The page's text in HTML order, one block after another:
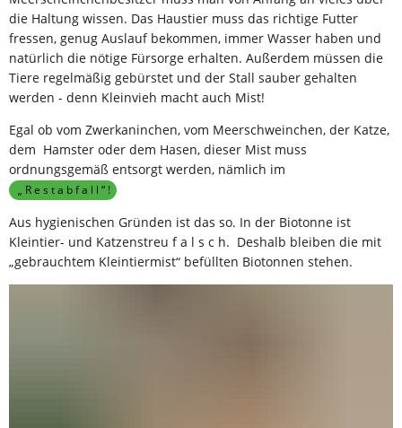
die Haltung wissen. Das Haustier muss das richtige Futter
fressen, genug Auslauf bekommen, immer Wasser haben und
natürlich die nötige Fürsorge erhalten. Außerdem müssen die
Tiere regelmäßig gebürstet und der Stall sauber gehalten
werden - denn Kleinvieh macht auch Mist!
Egal ob vom Zwerkaninchen, vom Meerschweinchen, der Katze,
dem Hamster oder dem Hasen, dieser Mist muss
ordnungsgemäß entsorgt werden, nämlich im
„ R e s t a b f a l l “ !
Aus hygienischen Gründen ist das so. In der Biotonne ist
Kleintier- und Katzenstreu f a l s c h. Deshalb bleiben die mit
„gebrauchtem Kleintiermist“ befüllten Biotonnen stehen.